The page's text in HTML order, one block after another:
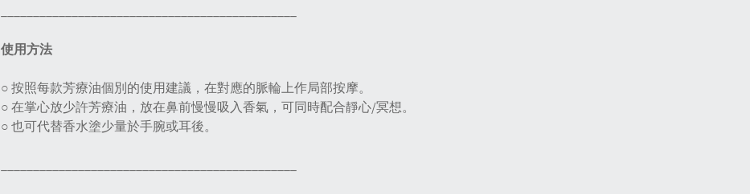
使用方法
○ 按照每款芳療油個別的使用建議，在對應的脈輪上作局部按摩。
○ 在掌心放少許芳療油，放在鼻前慢慢吸入香氣，可同時配合靜心/冥想。
○ 也可代替香水塗少量於手腕或耳後。